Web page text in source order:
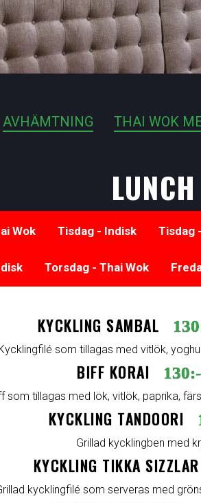
AVHÄMTNING THAI WOK
LUNCH
Wok Tisdag - Indisk Tisdag
Torsdag - Thai Wok
KYCKLING SAMBAL
som tillagas med vitlök,
BIFF KORAI 130:-
som tillagas med lök, vitlök, paprika,
KYCKLING TANDOORI
Grillad kycklingben med
KYCKLING TIKKA SIZZLAR
kycklingfilé som serveras med